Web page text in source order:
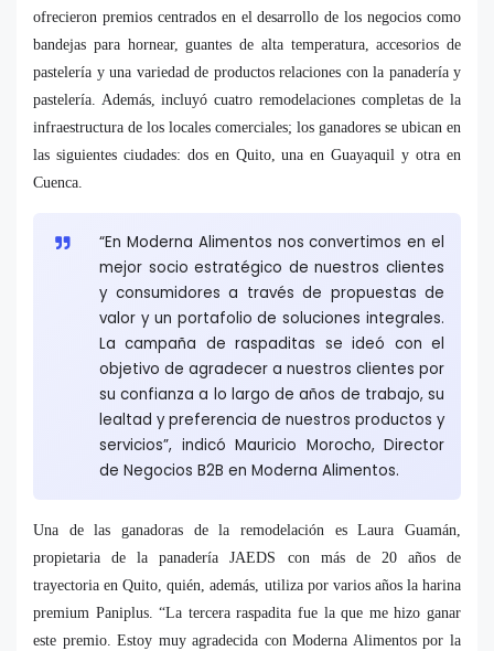
ofrecieron premios centrados en el desarrollo de los negocios como
bandejas para hornear, guantes de alta temperatura, accesorios de
pastelería y una variedad de productos relaciones con la panadería y
pastelería. Además, incluyó cuatro remodelaciones completas de la
infraestructura de los locales comerciales; los ganadores se ubican en
las siguientes ciudades: dos en Quito, una en Guayaquil y otra en
Cuenca.
“En Moderna Alimentos nos convertimos en el
mejor socio estratégico de nuestros clientes
y consumidores a través de propuestas de
valor y un portafolio de soluciones integrales.
La campaña de raspaditas se ideó con el
objetivo de agradecer a nuestros clientes por
su confianza a lo largo de años de trabajo, su
lealtad y preferencia de nuestros productos y
servicios”, indicó Mauricio Morocho, Director
de Negocios B2B en Moderna Alimentos.
Una de las ganadoras de la remodelación es Laura Guamán,
propietaria de la panadería JAEDS con más de 20 años de
trayectoria en Quito, quién, además, utiliza por varios años la harina
premium Paniplus. “La tercera raspadita fue la que me hizo ganar
este premio. Estoy muy agradecida con Moderna Alimentos por la